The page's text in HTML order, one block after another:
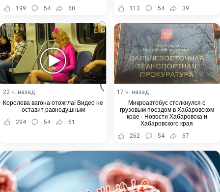
199
54 60
113
54 39
i
22 ч. назад
Королева вагона отожгла! Видео не
оставит равнодушным
294
54 61
17 ч. назад
Микроавтобус столкнулся с
грузовым поездом в Хабаровском
крае - Новости Хабаровска и
Хабаровского края
262
54 67